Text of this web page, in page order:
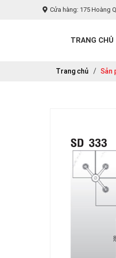
Cửa hàng: 175 Hoàng
TRANG CHỦ
Trang chủ Sản